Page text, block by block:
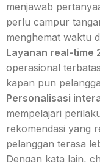
menjawab
perlu campur
menghemat waktu
Layanan real-time
operasional
kapan pun
Personalisasi
mempelajari
rekomendasi yang
pelanggan terasa
Dengan kata lain,